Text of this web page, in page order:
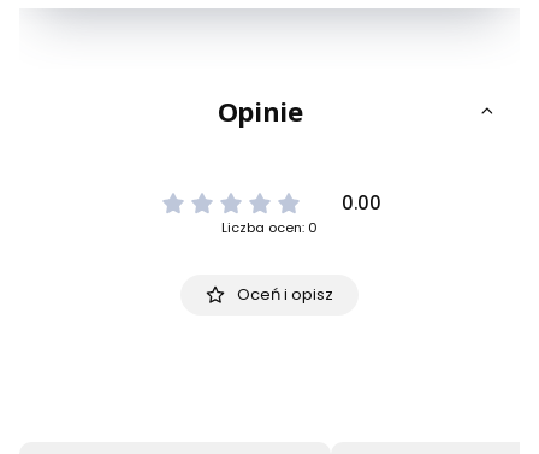
Opinie
0.00
Liczba ocen: 0
Oceń i opisz